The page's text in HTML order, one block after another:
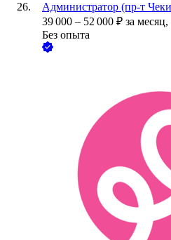
Администратор (пр-т
39 000 – 52 000 ₽ за месяц,
Без опыта